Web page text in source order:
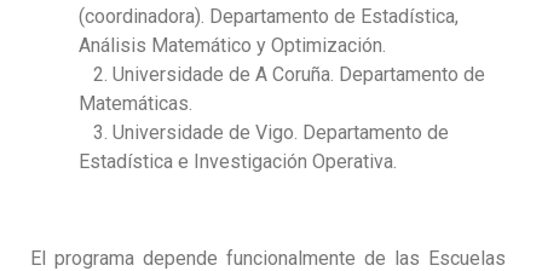
(coordinadora). Departamento de Estadística,
Análisis Matemático y Optimización.
2. Universidade de A Coruña. Departamento de
Matemáticas.
3. Universidade de Vigo. Departamento de
Estadística e Investigación Operativa.
El programa depende funcionalmente de las Escuelas